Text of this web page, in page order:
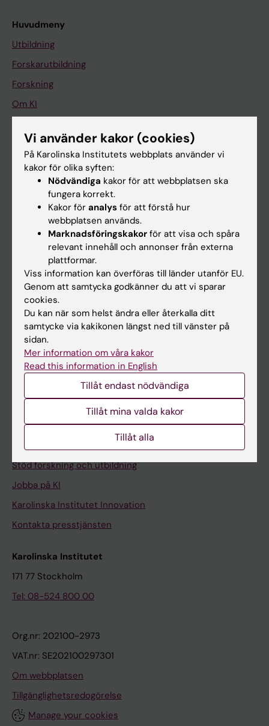
Huvudmeny
Utbildning
Forskarutbildning
Forskning
Om KI
På gång
Nyheter
Kalender
Schema
Studentmejlen
Kurs- och programwebbar
Student på KI
Medarbetare
Medarbetarportalen
Kontakta och besök KI
Universitetsbiblioteket
Stöd forskning och utbildning
Jobba på KI
Karolinska Institutet Innovation
Kontakta presstjänsten
Karolinska Institutet
171 77 Stockholm
Tel: 08-524 800 00
Org.nr: 202100-2973
VAT.nr: SE202100297301
Om webbplatsen
Tillgänglighetsredogörelse
Manage your cookies
Vi använder kakor (cookies)
På Karolinska Institutets webbplats använder vi
kakor för olika syften:
Nödvändiga kakor för att webbplatsen ska
fungera korrekt.
Kakor för analys för att förstå hur
webbplatsen används.
Marknadsföringskakor för att visa och spåra
relevant innehåll och annonser från externa
plattformar.
Viss information kan överföras till länder utanför EU.
Genom att samtycka godkänner du att vi sparar
cookies.
Du kan när som helst ändra eller återkalla ditt
samtycke via kakikonen längst ned till vänster på
sidan.
Mer information om våra kakor
Read this information in English
Tillåt endast nödvändiga
Tillåt mina valda kakor
Tillåt alla